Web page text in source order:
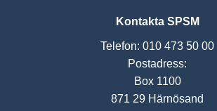
Kontakta SPSM
Telefon: 010 473 50 00
Postadress:
Box 1100
871 29 Härnösand